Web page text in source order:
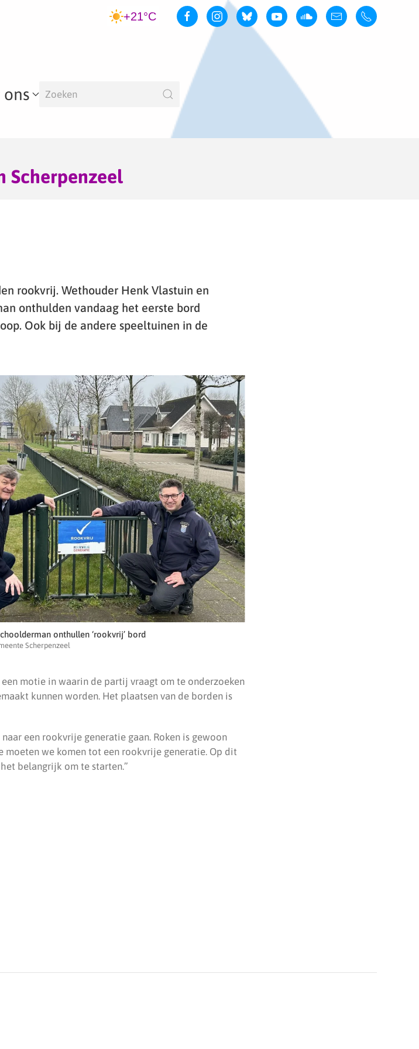
+21°C
ons
Scherpenzeel
rookvrij. Wethouder Henk Vlastuin en
onthulden vandaag het eerste bord
Ook bij de andere speeltuinen in de
onthullen ‘rookvrij’ bord
Scherpenzeel
motie in waarin de partij vraagt om te onderzoeken
kunnen worden. Het plaatsen van de borden is
een rookvrije generatie gaan. Roken is gewoon
we komen tot een rookvrije generatie. Op dit
belangrijk om te starten.”